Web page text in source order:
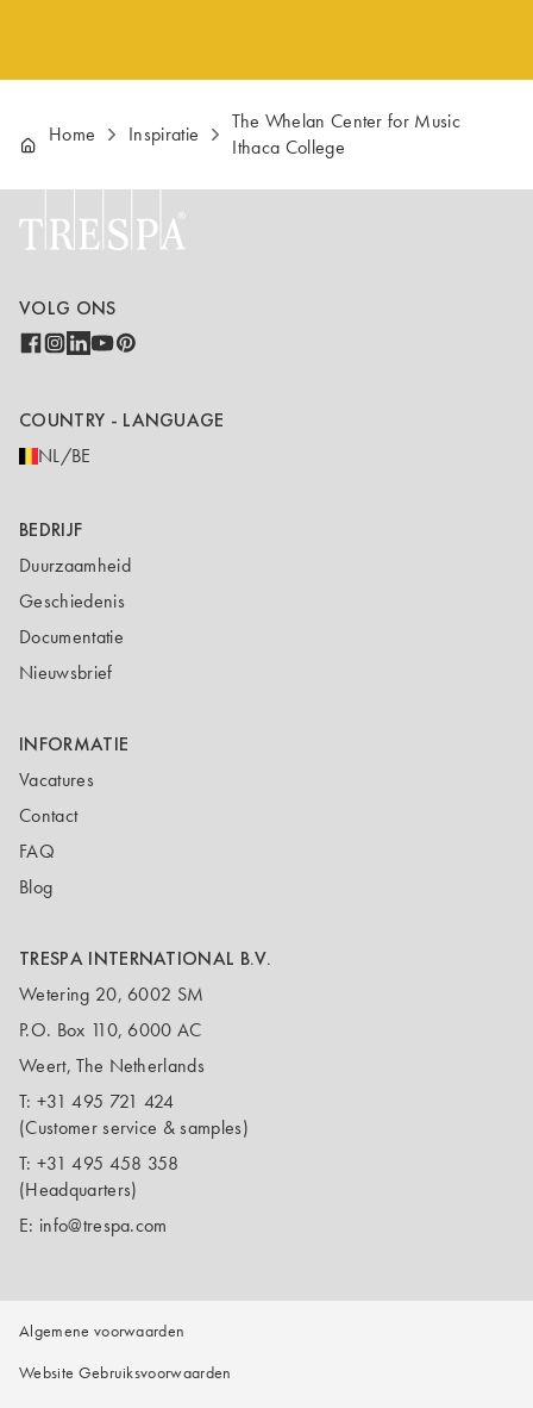
Home Inspiratie
The Whelan Center for Music
Ithaca College
VOLG ONS
COUNTRY - LANGUAGE
NL/BE
BEDRIJF
Duurzaamheid
Geschiedenis
Documentatie
Nieuwsbrief
INFORMATIE
Vacatures
Contact
FAQ
Blog
TRESPA INTERNATIONAL B.V.
Wetering 20, 6002 SM
P.O. Box 110, 6000 AC
Weert, The Netherlands
T: +31 495 721 424
(Customer service & samples)
T: +31 495 458 358
(Headquarters)
E: info@trespa.com
Algemene voorwaarden
Website Gebruiksvoorwaarden